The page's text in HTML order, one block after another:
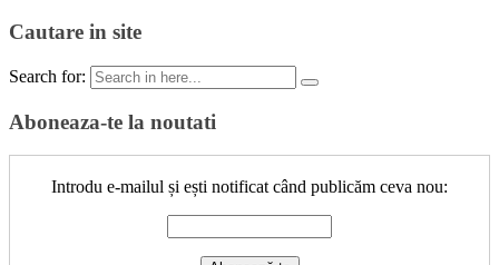
Cautare in site
Search for:
Aboneaza-te la noutati
Introdu e-mailul și ești notificat când publicăm ceva nou: